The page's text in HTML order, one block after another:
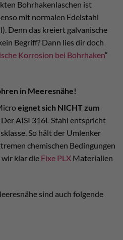
Bohrhakenlaschen ist
mit normalen Edelstahl
Denn das kreiert galvanische
Begriff? Dann lies dir doch
Korrosion bei Bohrhaken“
in Meeresnähe!
eignet sich NICHT zum
Der AISI 316L Stahl entspricht
So hält der Umlenker
chemischen Bedingungen
klar die Fixe PLX Materialien
sind auch folgende